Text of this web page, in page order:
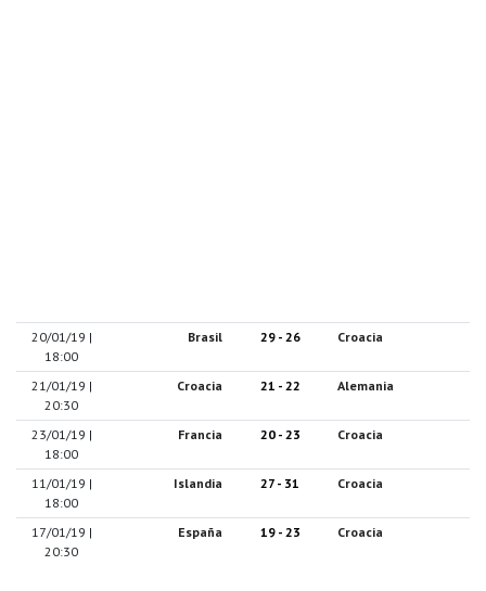
20/01/19 |
18:00
Brasil 29 - 26 Croacia
21/01/19 |
20:30
Croacia 21 - 22 Alemania
23/01/19 |
18:00
Francia 20 - 23 Croacia
11/01/19 |
18:00
Islandia 27 - 31 Croacia
17/01/19 |
20:30
España 19 - 23 Croacia